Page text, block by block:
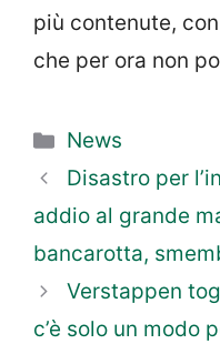
più contenute,
che per ora non
Categorie
News
Disastro per
addio al grande
bancarotta,
Verstappen
c’è solo un modo